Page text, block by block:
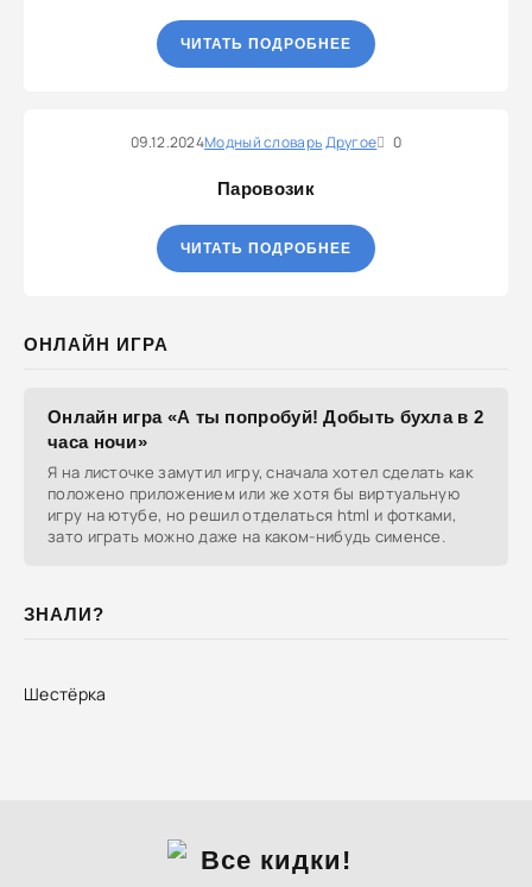
ЧИТАТЬ ПОДРОБНЕЕ
09.12.2024Модный словарьДругое 0
Паровозик
ЧИТАТЬ ПОДРОБНЕЕ
ОНЛАЙН ИГРА
Онлайн игра «А ты попробуй! Добыть бухла в 2
часа ночи»
Я на листочке замутил игру, сначала хотел сделать как
положено приложением или же хотя бы виртуальную
игру на ютубе, но решил отделаться html и фотками,
зато играть можно даже на каком-нибудь сименсе.
ЗНАЛИ?
Шестёрка